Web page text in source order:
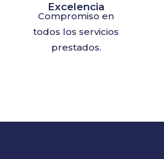
Excelencia
Compromiso en
todos los servicios
prestados.